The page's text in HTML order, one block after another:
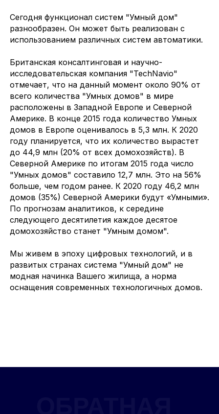
Сегодня функционал систем "Умный дом"
разнообразен. Он может быть реализован с
использованием различных систем автоматики.
Британская консалтинговая и научно-
исследовательская компания "TechNavio"
отмечает, что на данный момент около 90% от
всего количества "Умных домов" в мире
расположены в Западной Европе и Северной
Америке. В конце 2015 года количество Умных
домов в Европе оценивалось в 5,3 млн. К 2020
году планируется, что их количество вырастет
до 44,9 млн (20% от всех домохозяйств). В
Северной Америке по итогам 2015 года число
"Умных домов" составило 12,7 млн. Это на 56%
больше, чем годом ранее. К 2020 году 46,2 млн
домов (35%) Северной Америки будут «Умными».
По прогнозам аналитиков, к середине
следующего десятилетия каждое десятое
домохозяйство станет "Умным домом".
Мы живем в эпоху цифровых технологий, и в
развитых странах система "Умный дом" не
модная начинка Вашего жилища, а норма
оснащения современных технологичных домов.